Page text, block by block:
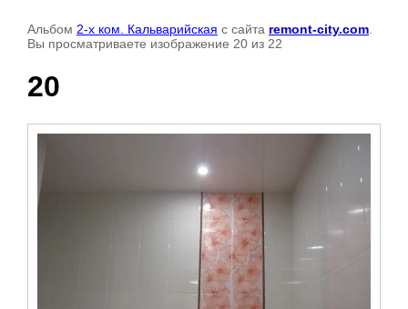
Альбом 2-х ком. Кальварийская с сайта remont-city.com
Вы просматриваете изображение 20 из 22
20